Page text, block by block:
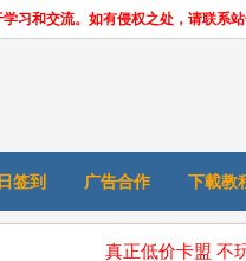
习和交流。如有侵权之处，请联
签到 广告合作 下載教
真正低价卡盟 不